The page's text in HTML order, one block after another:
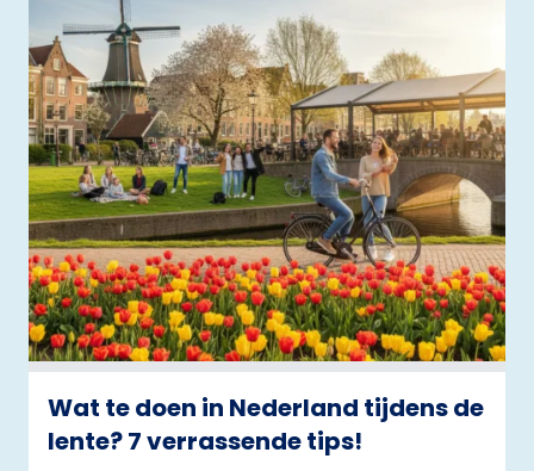
Wat te doen in Nederland tijdens de
lente? 7 verrassende tips!